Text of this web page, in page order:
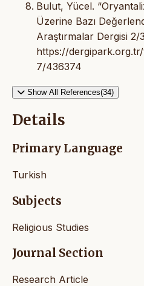
Bulut, Yücel.
Üzerine Bazı
Araştırmalar Dergisi
https://
7/436374
Show All References(34)
Details
Primary Language
Turkish
Subjects
Religious Studies
Journal Section
Research Article